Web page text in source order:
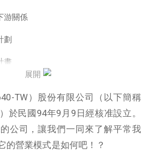
游關係
劃
畫
展開
TW）股份有限公司（以下簡稱
於民國94年9月9日經核准設立。
公司，讓我們一同來了解平常我
的營業模式是如何吧！？